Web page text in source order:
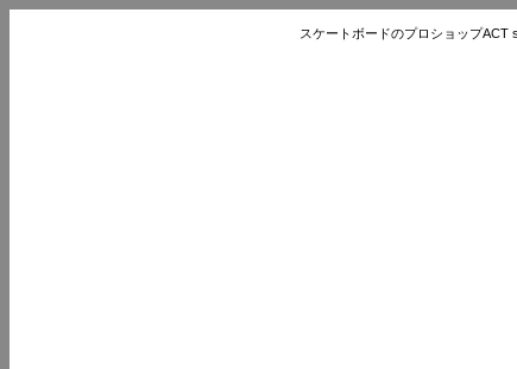
スケートボードのプロショップACT sb